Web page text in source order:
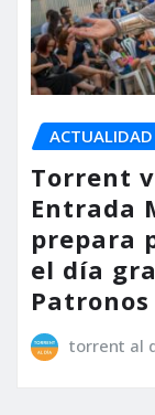
ACTUALIDAD
Torrent
Entrada
prepara
el día
Patronos
torrent al